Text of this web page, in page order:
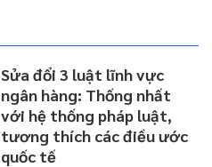
Sửa đổi 3 luật lĩnh vực
ngân hàng: Thống nhất
với hệ thống pháp luật,
tương thích các điều ước
quốc tế